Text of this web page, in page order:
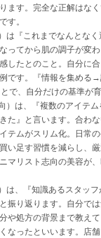
ます。完全な正解はな
す。
は『これまでなんとな
ってから肌の調子が変
したとのこと。自分に
です。『情報を集める
で、自分だけの基準が育
）は、『複数のアイテム
た』と言います。合わ
テムがスリム化。日常
い足す習慣を減らし、
マリスト志向の美容が
は、『知識あるスタッ
振り返ります。自分で
や処方の背景まで教え
なったといいます。店